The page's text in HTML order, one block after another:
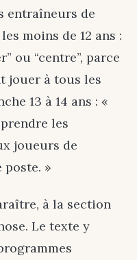
entraîneurs de
moins de 12 ans :
ou “centre”, parce
jouer à tous les
13 à 14 ans : «
les
joueurs de
»
à la section
Le texte y